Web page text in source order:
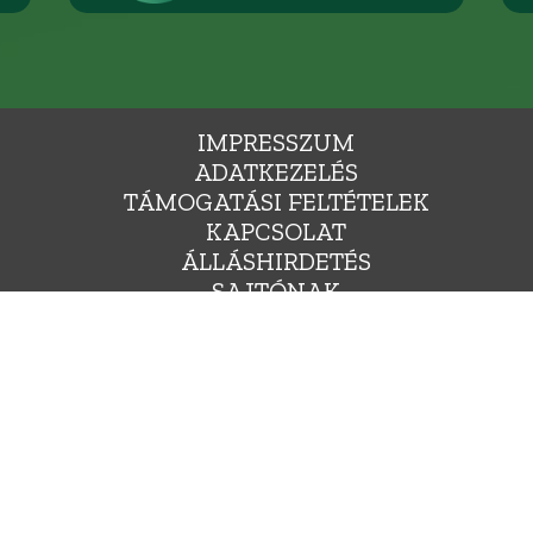
IMPRESSZUM
ADATKEZELÉS
TÁMOGATÁSI FELTÉTELEK
KAPCSOLAT
ÁLLÁSHIRDETÉS
SAJTÓNAK